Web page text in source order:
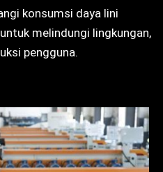
konsumsi daya lini
melindungi lingkungan,
pengguna.